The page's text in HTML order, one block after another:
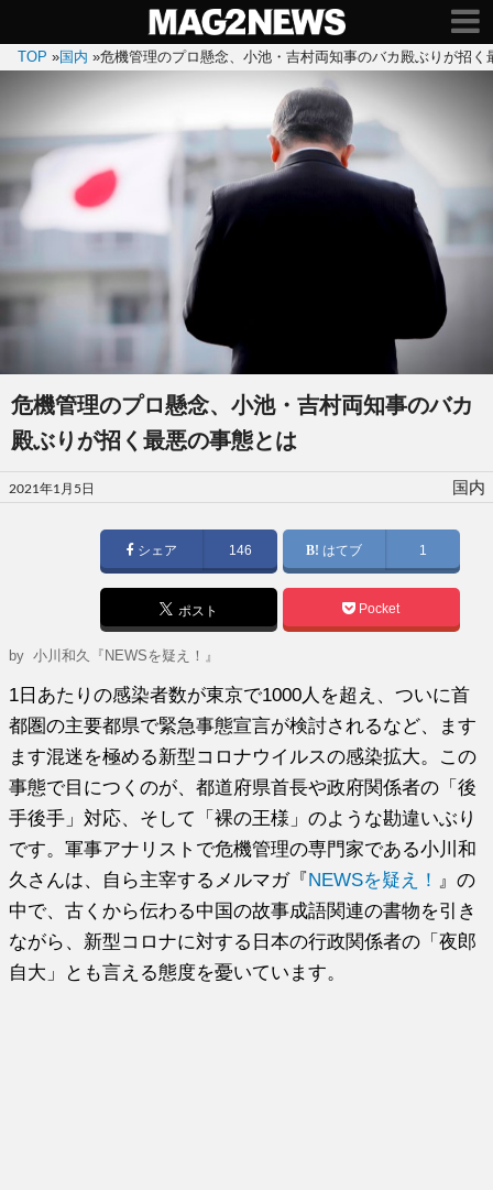
TOP »国内 »危機管理のプロ懸念、小池・吉村両知事のバカ殿ぶりが招く
危機管理のプロ懸念、小池・吉村両知事のバカ
殿ぶりが招く最悪の事態とは
投
稿
2021年1月5日 国内
シェア 146 はてブ 1
ポスト Pocket
by小川和久『NEWSを疑え！』
1日あたりの感染者数が東京で1000人を超え、ついに首
都圏の主要都県で緊急事態宣言が検討されるなど、ます
ます混迷を極める新型コロナウイルスの感染拡大。この
事態で目につくのが、都道府県首長や政府関係者の「後
手後手」対応、そして「裸の王様」のような勘違いぶり
です。軍事アナリストで危機管理の専門家である小川和
久さんは、自ら主宰するメルマガ『NEWSを疑え！
』の
中で、古くから伝わる中国の故事成語関連の書物を引き
ながら、新型コロナに対する日本の行政関係者の「夜郎
自大」とも言える態度を憂いています。